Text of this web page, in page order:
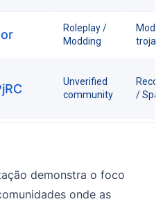
Roleplay /
Modding
Mod/
Unverified
community
/
demonstra o foco
onde as